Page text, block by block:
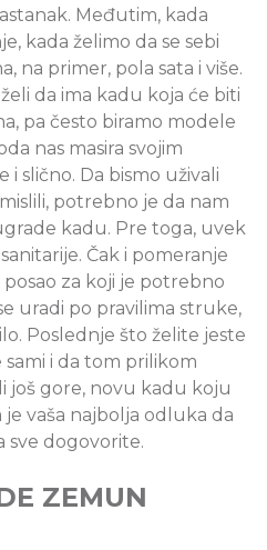
Međutim, kada
kada želimo da se sebi
na primer, pola sata i više.
da ima kadu koja će biti
pa često biramo modele
nas masira svojim
i slično. Da bismo uživali
potrebno je da nam
kadu. Pre toga, uvek
Čak i pomeranje
za koji je potrebno
uradi po pravilima struke,
Poslednje što želite jeste
i da tom prilikom
još gore, novu kadu koju
vaša najbolja odluka da
sve dogovorite.
ZEMUN